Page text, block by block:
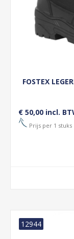
FOSTEX
€ 50,00 incl.
Prijs per 1 stuks
12944